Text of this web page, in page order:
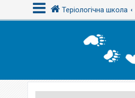
Теріологічна школа